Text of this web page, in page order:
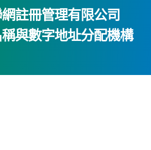
註冊管理有限公司
與數字地址分配機構